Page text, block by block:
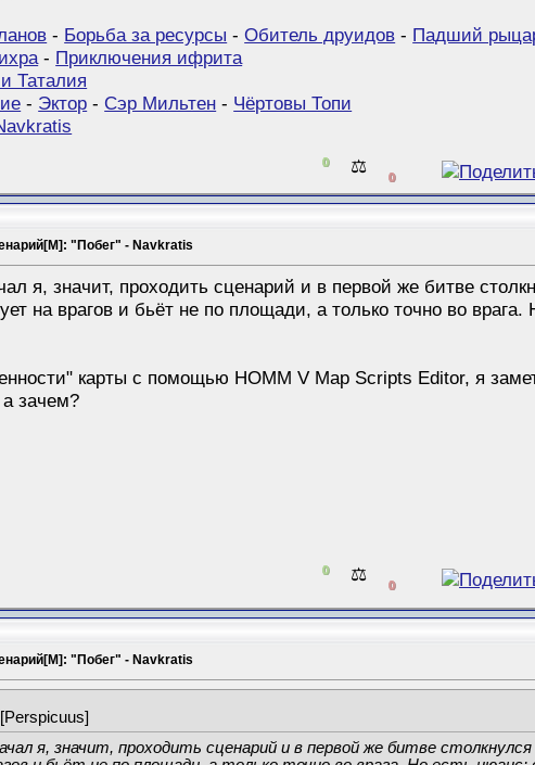
- Борьба за ресурсы -Обитель друидов - Падший
- Приключения ифрита
Таталия
- Эктор - Сэр Мильтен - Чёртовы Топи
0 ⚖️ 0
"Побег" - Navkratis
я, значит, проходить сценарий и в первой же битве
на врагов и бьёт не по площади, а только точно во
карты с помощью HOMM V Map Scripts Editor, я
а зачем?
0 ⚖️ 0
"Побег" - Navkratis
я, значит, проходить сценарий и в первой же битве